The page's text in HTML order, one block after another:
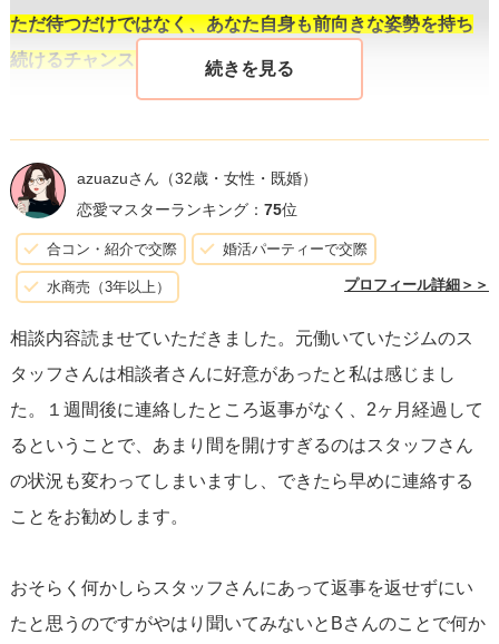
ただ待つだけではなく、あなた自身も前向きな姿勢を持ち
続けるチャンスにもなります。
とが挙げられます。ジムでのトレーニングを続け、心身と
もに健康を維持することは、あなた自身の魅力を高める助
けとなります。また、彼女との再会を念頭に置きながら
も、他の新しい出会いや活動にも目を向けてみると良いで
しょう。
連絡を再開するタイミングについてですが、少なくともあ
と数週間お待ちになるのが良いかもしれません。2ヶ月待つ
ことで、彼女も少しは落ち着いた環境になっている可能性
があります。その上で、少し時間が経っても関係を再開し
たい旨を丁寧に伝えてみてください。連絡の際は、重圧感
ながら、友好的なトーンを心がけると良いでしょう。
azuazuさん （32歳・女性・既婚）
恋愛マスターランキング： 75位
合コン・紹介で交際 婚活パーティーで交際
水商売（3年以上） プロフィール詳細＞＞
相談内容読ませていただきました。元働いていたジムのス
タッフさんは相談者さんに好意があったと私は感じまし
た。１週間後に連絡したところ返事がなく、2ヶ月経過して
るということで、あまり間を開けすぎるのはスタッフさん
の状況も変わってしまいますし、できたら早めに連絡する
ことをお勧めします。
おそらく何かしらスタッフさんにあって返事を返せずにい
たと思うのですがやはり聞いてみないとBさんのことで何か